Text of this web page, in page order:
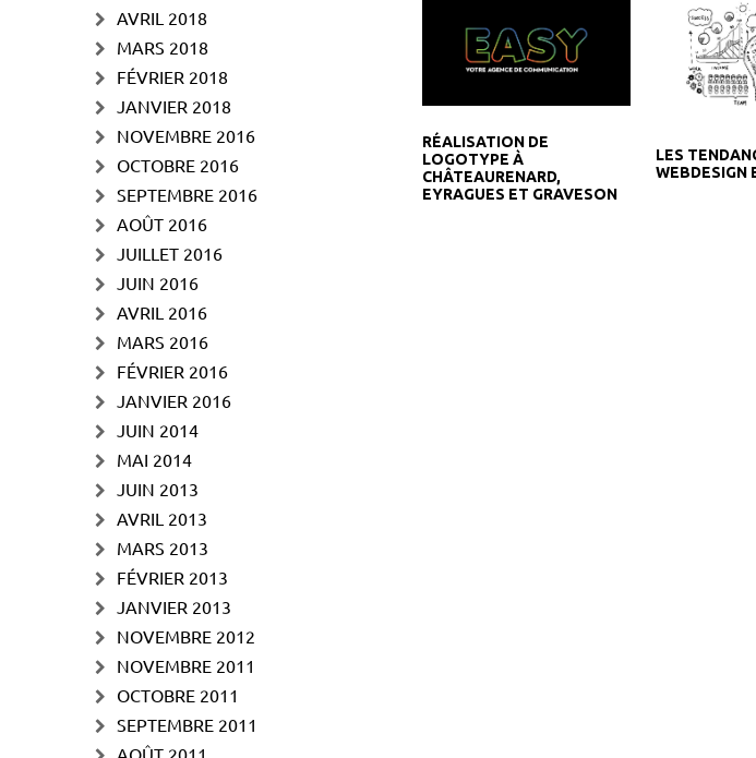
RÉALISATION DE
LOGOTYPE À
CHÂTEAURENARD,
EYRAGUES ET GRAVESON
LES
WEBDESIGN
AVRIL 2018
MARS 2018
FÉVRIER 2018
JANVIER 2018
NOVEMBRE 2016
OCTOBRE 2016
SEPTEMBRE 2016
AOÛT 2016
JUILLET 2016
JUIN 2016
AVRIL 2016
MARS 2016
FÉVRIER 2016
JANVIER 2016
JUIN 2014
MAI 2014
JUIN 2013
AVRIL 2013
MARS 2013
FÉVRIER 2013
JANVIER 2013
NOVEMBRE 2012
NOVEMBRE 2011
OCTOBRE 2011
SEPTEMBRE 2011
AOÛT 2011